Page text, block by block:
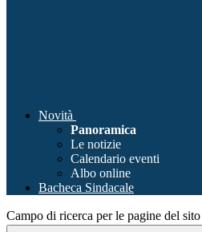
Novità
Panoramica
Le notizie
Calendario eventi
Albo online
Bacheca Sindacale
Campo di ricerca per le pagine del sito